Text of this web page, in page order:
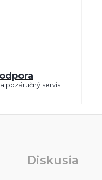
pozáručný servis
Diskusia